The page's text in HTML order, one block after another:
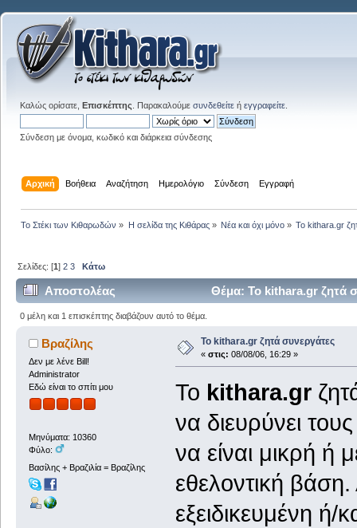
Καλώς ορίσατε, Επισκέπτης . Παρακαλούμε συνδεθείτε ή εγγραφείτε
Σύνδεση με όνομα, κωδικό και διάρκεια σύνδεσης
Αρχική Βοήθεια Αναζήτηση Ημερολόγιο Σύνδεση Εγγραφή
Το Στέκι των Κιθαρωδών » Η σελίδα της Κιθάρας» Νέα και όχι μόνο» Το kithara.gr
Σελίδες: [1]2 3 Κάτω
Αποστολέας Θέμα: Το kithara.gr ζητά
0 μέλη και 1 επισκέπτης διαβάζουν αυτό το θέμα.
Βραζίλης
Δεν με λένε Bill!
Administrator
Εδώ είναι το σπίτι μου
Μηνύματα: 10360
Φύλο:
Βασίλης + Βραζιλία = Βραζίλης
Το kithara.gr ζητά συνεργάτες
« στις: 08/08/06, 16:29 »
Το kithara.gr
να διευρύνει
να είναι μικρή ή
εθελοντική
εξειδικευμένη ή/